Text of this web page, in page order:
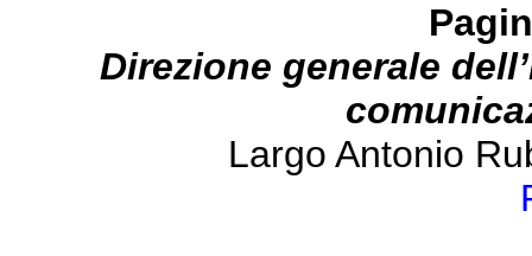
Direzione generale
Largo Antonio